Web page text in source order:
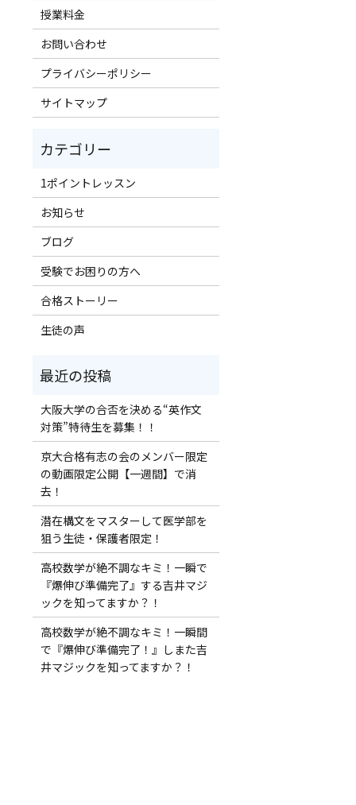
授業料金
お問い合わせ
プライバシーポリシー
サイトマップ
1ポイントレッスン
お知らせ
ブログ
受験でお困りの方へ
合格ストーリー
生徒の声
大阪大学の合否を決める“英作文
対策”特待生を募集！！
京大合格有志の会のメンバー限定
の動画限定公開【一週間】で消
去！
潜在構文をマスターして医学部を
狙う生徒・保護者限定！
高校数学が絶不調なキミ！一瞬で
『爆伸び準備完了』する吉井マジ
ックを知ってますか？！
高校数学が絶不調なキミ！一瞬間
で『爆伸び準備完了！』しまた吉
井マジックを知ってますか？！